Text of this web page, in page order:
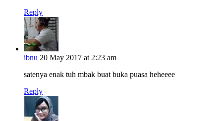
Reply
ibnu 20 May 2017 at 2:23 am
satenya enak tuh mbak buat buka puasa heheeee
Reply